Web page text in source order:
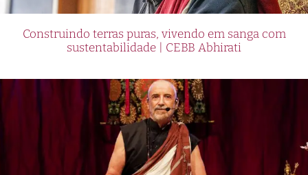
Construindo terras puras, vivendo em sanga com
sustentabilidade | CEBB Abhirati